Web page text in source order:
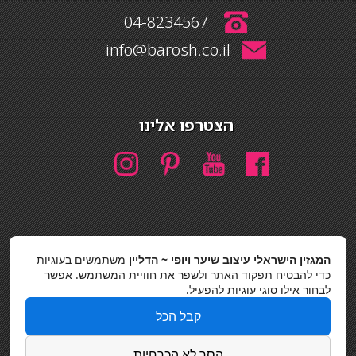
04-8234567
info@barosh.co.il
הצטרפו אלינו
חיפוש
המגזין הישראלי עיצוב שיער ויופי ~ הדליין משתמשים בעוגיות
כדי להבטיח תפקוד האתר ולשפר את חוויית המשתמש. אפשר
לבחור אילו סוגי עוגיות להפעיל.
קבל הכל